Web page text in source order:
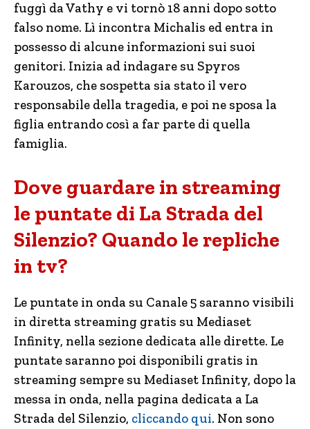
fuggì da Vathy e vi tornò 18 anni dopo sotto
falso nome. Lì incontra Michalis ed entra in
possesso di alcune informazioni sui suoi
genitori. Inizia ad indagare su Spyros
Karouzos, che sospetta sia stato il vero
responsabile della tragedia, e poi ne sposa la
figlia entrando così a far parte di quella
famiglia.
Dove guardare in streaming
le puntate di La Strada del
Silenzio? Quando le repliche
in tv?
Le puntate in onda su Canale 5 saranno visibili
in diretta streaming gratis su Mediaset
Infinity, nella sezione dedicata alle dirette. Le
puntate saranno poi disponibili gratis in
streaming sempre su Mediaset Infinity, dopo la
messa in onda, nella pagina dedicata a La
Strada del Silenzio, cliccando qui. Non sono